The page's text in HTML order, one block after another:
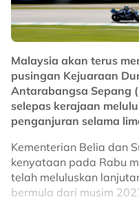
No node context
Related Topics
#Selangor #bola sepak
Malaysia akan terus
pusingan Kejuaraan
Antarabangsa Sepang
selepas kerajaan
penganjuran selama
Kementerian Belia dan
kenyataan pada Rabu
telah meluluskan
bermula dari musim